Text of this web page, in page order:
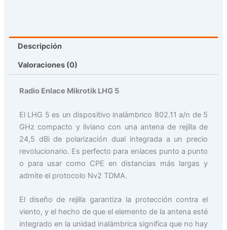
Descripción
Valoraciones (0)
Radio Enlace Mikrotik LHG 5
El LHG 5 es un dispositivo inalámbrico 802.11 a/n de 5
GHz compacto y liviano con una antena de rejilla de
24,5 dBi de polarización dual integrada a un precio
revolucionario. Es perfecto para enlaces punto a punto
o para usar como CPE en distancias más largas y
admite el protocolo Nv2 TDMA.
El diseño de rejilla garantiza la protección contra el
viento, y el hecho de que el elemento de la antena esté
integrado en la unidad inalámbrica significa que no hay